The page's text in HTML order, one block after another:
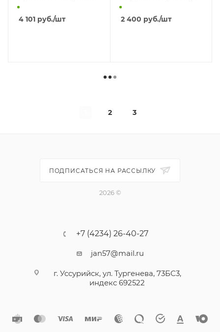
нагрузка 150кг, высота
верха 0,87м
4 101 руб./шт
высота площадки
2 400 руб./шт
2 3
ПОДПИСАТЬСЯ НА РАССЫЛКУ
2026 ©
+7 (4234) 26-40-27
jan57@mail.ru
г. Уссурийск, ул. Тургенева, 73БС3,
индекс 692522